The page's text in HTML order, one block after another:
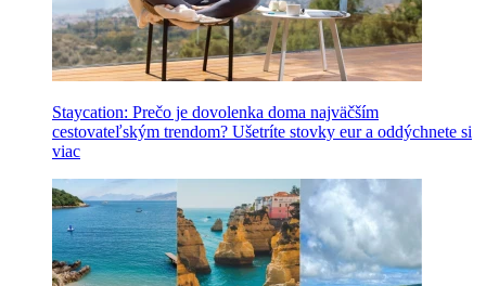
Staycation: Prečo je dovolenka doma najväčším
cestovateľským trendom? Ušetríte stovky eur a oddýchnete si
viac